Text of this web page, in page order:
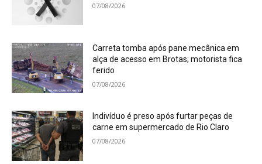
07/08/2026
Carreta tomba após pane mecânica em
alça de acesso em Brotas; motorista fica
ferido
07/08/2026
Indivíduo é preso após furtar peças de
carne em supermercado de Rio Claro
07/08/2026